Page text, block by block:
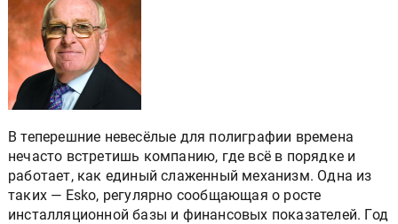
В теперешние невесёлые для полиграфии времена
нечасто встретишь компанию, где всё в порядке и
работает, как единый слаженный механизм. Одна из
таких — Esko, регулярно сообщающая о росте
инсталляционной базы и финансовых показателей. Год